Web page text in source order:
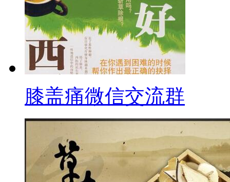
膝盖痛微信交流群